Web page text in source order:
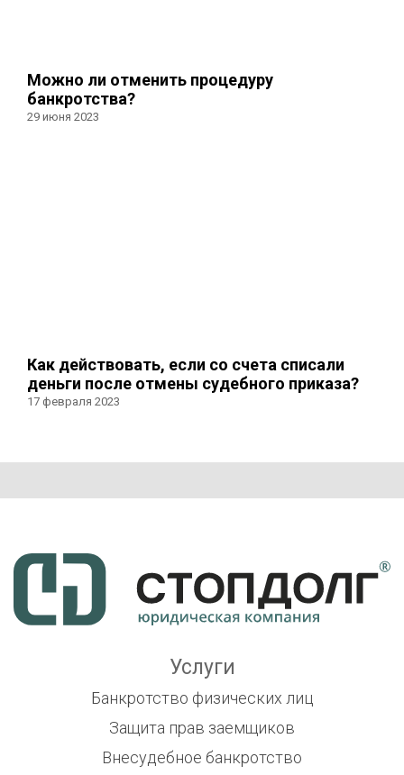
Можно ли отменить процедуру
банкротства?
29 июня 2023
Как действовать, если со счета списали
деньги после отмены судебного приказа?
17 февраля 2023
Услуги
Банкротство физических лиц
Защита прав заемщиков
Внесудебное банкротство